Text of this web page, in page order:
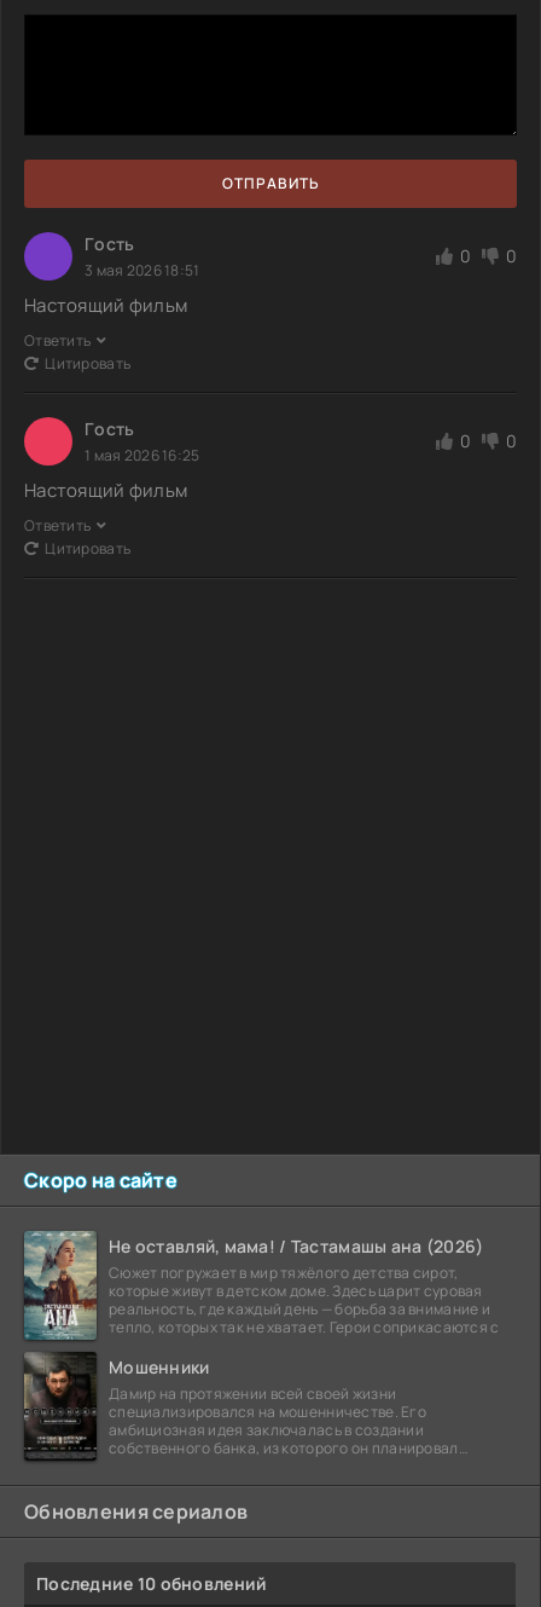
Скоро на сайте
Не оставляй, мама! / Тастамашы ана (2026)
Сюжет погружает в мир тяжёлого детства сирот,
которые живут в детском доме. Здесь царит суровая
реальность, где каждый день — борьба за внимание и
тепло, которых так не хватает. Герои соприкасаются с
Мошенники
Дамир на протяжении всей своей жизни
специализировался на мошенничестве. Его
амбициозная идея заключалась в создании
собственного банка, из которого он планировал
Обновления сериалов
Последние 10 обновлений
ОТПРАВИТЬ
Гoсть
3 мая 2026 18:51
0 0
Настоящий фильм
Ответить
Цитировать
Гoсть
1 мая 2026 16:25
0 0
Настоящий фильм
Ответить
Цитировать